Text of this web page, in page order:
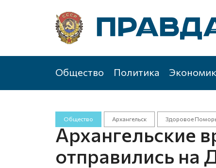
Общество Политика
Общество Архангельск Здоровое
Архангельские
отправились на